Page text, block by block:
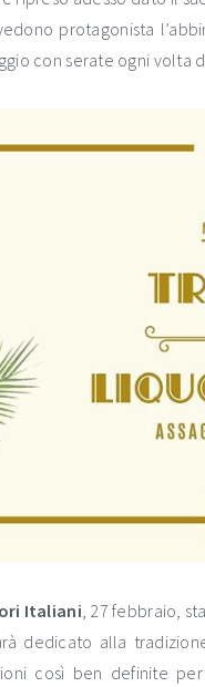
protagonista
con serate ogni volta
Italiani, 27 febbraio,
dedicato alla
così ben definite